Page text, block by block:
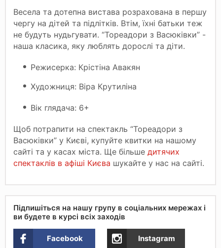
Весела та дотепна вистава розрахована в першу
чергу на дітей та підлітків. Втім, їхні батьки теж
не будуть нудьгувати. “Тореадори з Васюківки” -
наша класика, яку люблять дорослі та діти.
Режисерка: Крістіна Авакян
Художниця: Віра Крутиліна
Вік глядача: 6+
Щоб потрапити на спектакль “Тореадори з
Васюківки” у Києві, купуйте квитки на нашому
сайті та у касах міста. Ще більше дитячих
спектаклів в афіші Києва шукайте у нас на сайті.
Підпишіться на нашу групу в соціальних мережах і
ви будете в курсі всіх заходів
Facebook Instagram